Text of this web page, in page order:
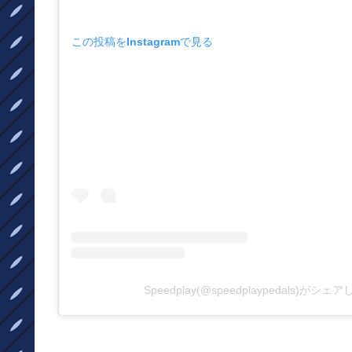
この投稿をInstagramで見る
Speedplay(@speedplaypedals)がシェア